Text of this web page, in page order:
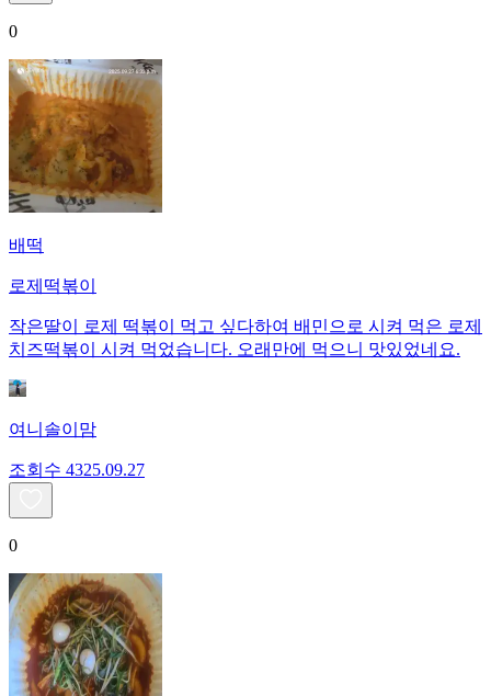
0
배떡
로제떡볶이
작은딸이 로제 떡볶이 먹고 싶다하여 배민으로 시켜 먹은 로제
치즈떡볶이 시켜 먹었습니다. 오래만에 먹으니 맛있었네요.
여니솔이맘
조회수 4325.09.27
0